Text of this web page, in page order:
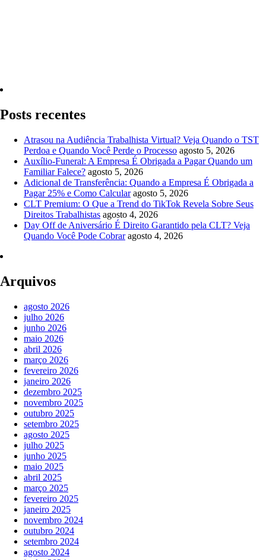
Posts recentes
Atrasou na Audiência Trabalhista Virtual? Veja Quando o TST
Perdoa e Quando Você Perde o Processo agosto 5, 2026
Auxílio-Funeral: A Empresa É Obrigada a Pagar Quando um
Familiar Falece? agosto 5, 2026
Adicional de Transferência: Quando a Empresa É Obrigada a
Pagar 25% e Como Calcular agosto 5, 2026
CLT Premium: O Que a Trend do TikTok Revela Sobre Seus
Direitos Trabalhistas agosto 4, 2026
Day Off de Aniversário É Direito Garantido pela CLT? Veja
Quando Você Pode Cobrar agosto 4, 2026
Arquivos
agosto 2026
julho 2026
junho 2026
maio 2026
abril 2026
março 2026
fevereiro 2026
janeiro 2026
dezembro 2025
novembro 2025
outubro 2025
setembro 2025
agosto 2025
julho 2025
junho 2025
maio 2025
abril 2025
março 2025
fevereiro 2025
janeiro 2025
novembro 2024
outubro 2024
setembro 2024
agosto 2024